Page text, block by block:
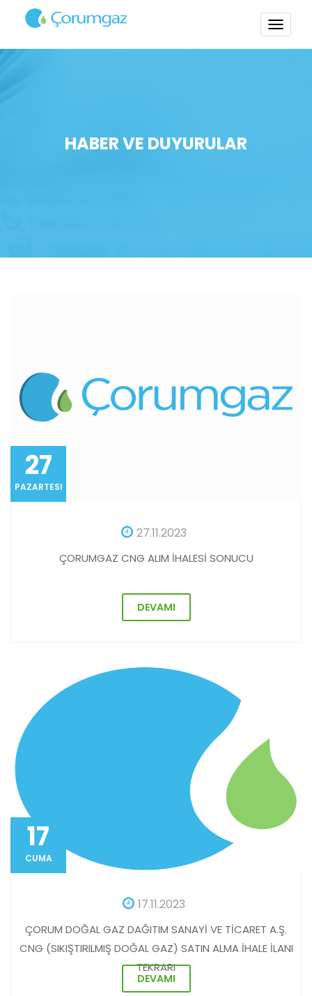
HABER VE DUYURULAR
27
PAZARTESI
27.11.2023
ÇORUMGAZ CNG ALIM İHALESİ SONUCU
DEVAMI
17
CUMA
17.11.2023
ÇORUM DOĞAL GAZ DAĞITIM SANAYİ VE TİCARET A.Ş.
CNG (SIKIŞTIRILMIŞ DOĞAL GAZ) SATIN ALMA İHALE İLANI
TEKRARI
DEVAMI